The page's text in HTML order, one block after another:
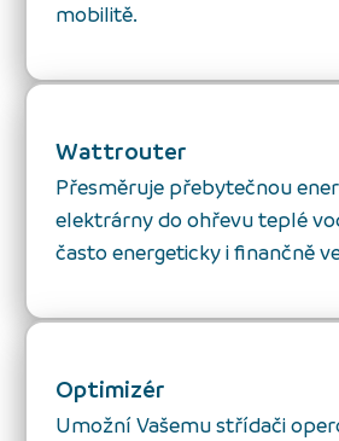
mobilitě.
Wattrouter
Přesměruje přebytečnou
elektrárny do ohřevu teplé
často energeticky i finančně
Optimizér
Umožní Vašemu střídači